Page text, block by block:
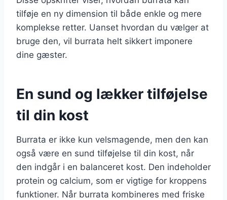
tilføje en ny dimension til både enkle og mere
komplekse retter. Uanset hvordan du vælger at
bruge den, vil burrata helt sikkert imponere
dine gæster.
En sund og lækker tilføjelse
til din kost
Burrata er ikke kun velsmagende, men den kan
også være en sund tilføjelse til din kost, når
den indgår i en balanceret kost. Den indeholder
protein og calcium, som er vigtige for kroppens
funktioner. Når burrata kombineres med friske